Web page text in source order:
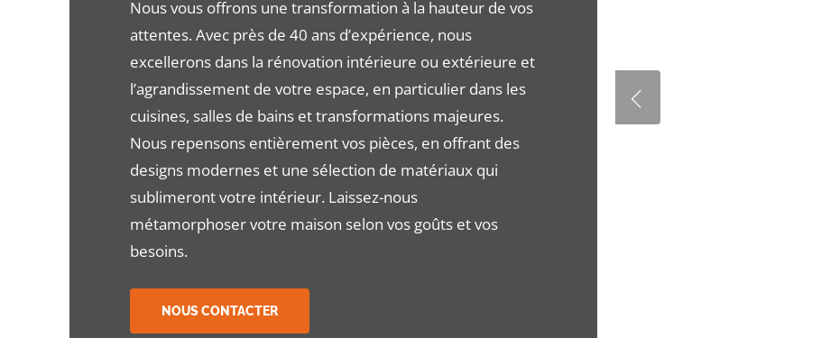
Nous vous offrons une transformation à la hauteur de vos
attentes. Avec près de 40 ans d’expérience, nous
excellerons dans la rénovation intérieure ou extérieure et
l’agrandissement de votre espace, en particulier dans les
cuisines, salles de bains et transformations majeures.
Nous repensons entièrement vos pièces, en offrant des
designs modernes et une sélection de matériaux qui
sublimeront votre intérieur. Laissez-nous
métamorphoser votre maison selon vos goûts et vos
besoins.
NOUS CONTACTER